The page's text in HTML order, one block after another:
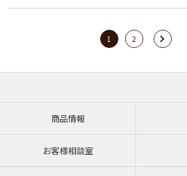
1 2
商品情報
お客様相談室